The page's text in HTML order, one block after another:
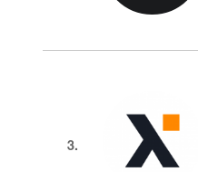
3.